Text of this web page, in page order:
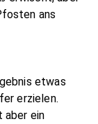
ans
etwas
erzielen.
aber ein